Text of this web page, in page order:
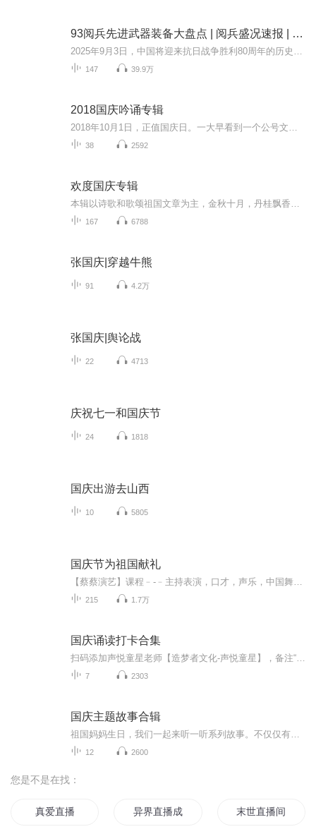
93阅兵先进武器装备大盘点 | 阅兵盛况速报 | 纪念抗日战争胜利80周年大阅兵
147 39.9万
2018国庆吟诵专辑
38 2592
欢度国庆专辑
167 6788
张国庆|穿越牛熊
91 4.2万
张国庆|舆论战
22 4713
庆祝七一和国庆节
24 1818
国庆出游去山西
10 5805
国庆节为祖国献礼
215 1.7万
国庆诵读打卡合集
7 2303
国庆主题故事合辑
12 2600
您是不是在找：
真爱直播 异界直播成神 末世直播间